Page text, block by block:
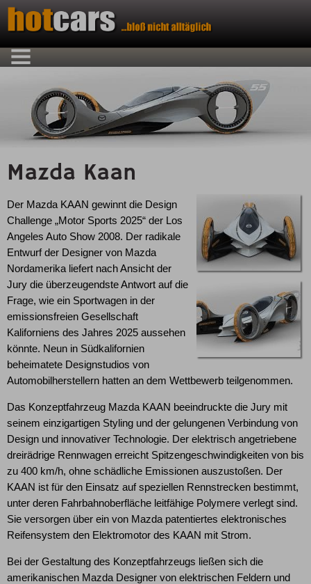
Mazda Kaan
Der Mazda KAAN gewinnt die Design
Challenge „Motor Sports 2025“ der Los
Angeles Auto Show 2008. Der radikale
Entwurf der Designer von Mazda
Nordamerika liefert nach Ansicht der
Jury die überzeugendste Antwort auf die
Frage, wie ein Sportwagen in der
emissionsfreien Gesellschaft
Kaliforniens des Jahres 2025 aussehen
könnte. Neun in Südkalifornien
beheimatete Designstudios von
Automobilherstellern hatten an dem Wettbewerb teilgenommen.
Das Konzeptfahrzeug Mazda KAAN beeindruckte die Jury mit
seinem einzigartigen Styling und der gelungenen Verbindung von
Design und innovativer Technologie. Der elektrisch angetriebene
dreirädrige Rennwagen erreicht Spitzengeschwindigkeiten von bis
zu 400 km/h, ohne schädliche Emissionen auszustoßen. Der
KAAN ist für den Einsatz auf speziellen Rennstrecken bestimmt,
unter deren Fahrbahnoberfläche leitfähige Polymere verlegt sind.
Sie versorgen über ein von Mazda patentiertes elektronisches
Reifensystem den Elektromotor des KAAN mit Strom.
Bei der Gestaltung des Konzeptfahrzeugs ließen sich die
amerikanischen Mazda Designer von elektrischen Feldern und